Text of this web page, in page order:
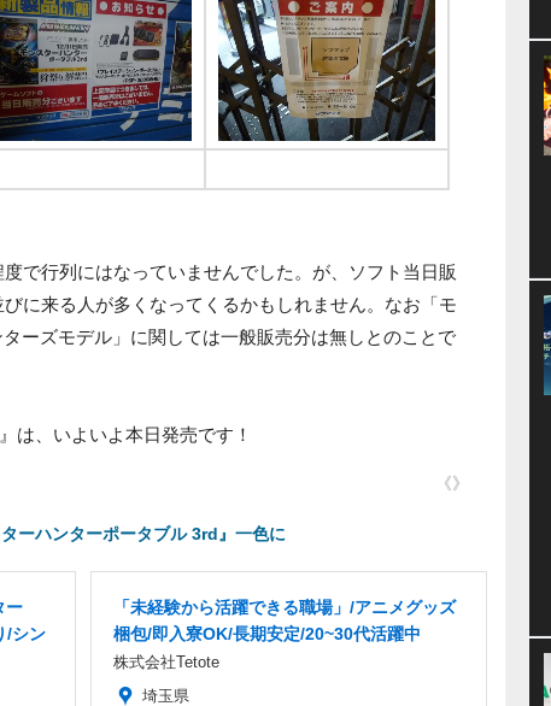
で行列にはなっていませんでした。が、ソフト当日販
に来る人が多くなってくるかもしれません。なお「モ
ーズモデル」に関しては一般販売分は無しとのことで
は、いよいよ本日発売です！
《》
ーハンターポータブル 3rd』一色に
ー
/シン
「未経験から活躍できる職場」/アニメグッズ
梱包/即入寮OK/長期安定/20~30代活躍中
株式会社Tetote
埼玉県